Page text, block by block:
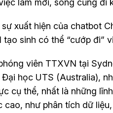
làm mới, song cũng đi
xuất hiện của chatbot
tạo sinh có thể “cướp đi”
viên TTXVN tại
học UTS (Australia),
cụ thể, nhất là những
cao, như phân tích dữ